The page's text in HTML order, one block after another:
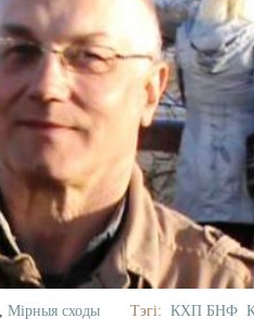
,Мірныя сходы Тэгі: КХП БНФ